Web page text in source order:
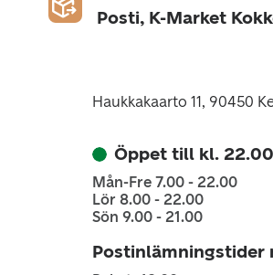
Posti, K-Market
Haukkakaarto 11, 90450
Öppet till kl. 22.00
Mån-Fre 7.00 - 22.00
Lör 8.00 - 22.00
Sön 9.00 - 21.00
Postinlämningstider